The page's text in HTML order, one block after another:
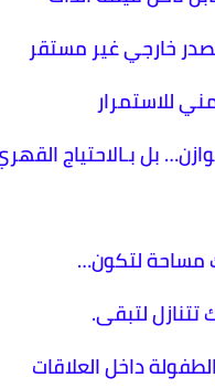
خارجي غير مستقر
للاستمرار
بل بـالاحتياج
مساحة لتكون…
لتبقى.
داخل العلاقات